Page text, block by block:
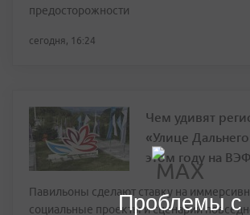
предосторожности
сегодня, 16:24
Чем удивят
«Улице
этом году на ВЭФ
Павильоны сделают ставку на
социальные проекты и сценарии
Проблемы с